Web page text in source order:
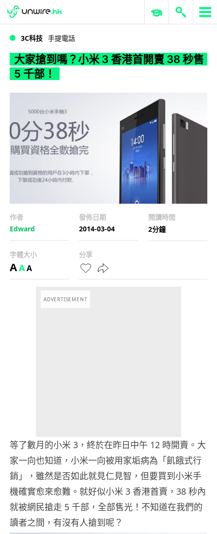
WWDC 2026 ERP 與商業 AI
3C科技 手提電話
大家搶到嗎？小米 3 香港首開賣 38 秒售
5 千部！
作者
Edward
發佈日期
2014-03-04
閱讀時間
2分鐘
字體大小
AAA
分享
ADVERTISEMENT
等了數月的小米 3，終於在昨日中午 12 時開賣。大
家一向也知道，小米一向被用家垢病為「飢餓式行
銷」，雖然是否如此就見仁見智，但要買到小米手
機確實愈來愈難。就好似小米 3 香港首賣，38 秒內
就被網民搶走 5 千部，全部售光！不知道在我們的
讀者之間，有沒有人搶到呢？